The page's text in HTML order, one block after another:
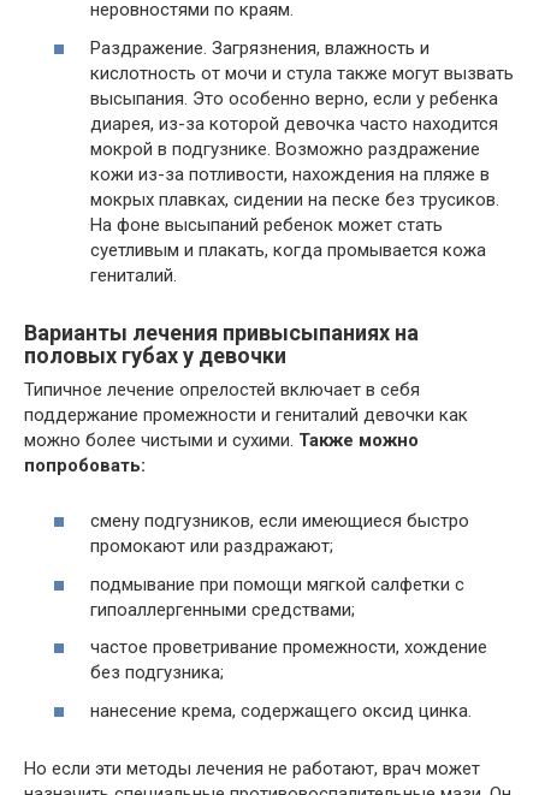
неровностями по краям.
Раздражение. Загрязнения, влажность и
кислотность от мочи и стула также могут вызвать
высыпания. Это особенно верно, если у ребенка
диарея, из-за которой девочка часто находится
мокрой в подгузнике. Возможно раздражение
кожи из-за потливости, нахождения на пляже в
мокрых плавках, сидении на песке без трусиков.
На фоне высыпаний ребенок может стать
суетливым и плакать, когда промывается кожа
гениталий.
Варианты лечения привысыпаниях на
половых губах у девочки
Типичное лечение опрелостей включает в себя
поддержание промежности и гениталий девочки как
можно более чистыми и сухими. Также можно
попробовать:
смену подгузников, если имеющиеся быстро
промокают или раздражают;
подмывание при помощи мягкой салфетки с
гипоаллергенными средствами;
частое проветривание промежности, хождение
без подгузника;
нанесение крема, содержащего оксид цинка.
Но если эти методы лечения не работают, врач может